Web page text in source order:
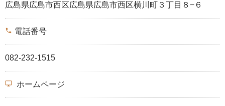
広島県広島市西区広島県広島市西区横川町３丁目８−６
phone 電話番号
082-232-1515
desktop_windows ホームページ